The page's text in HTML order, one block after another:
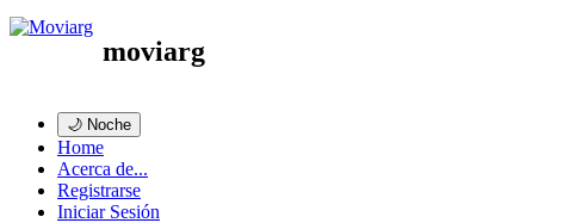
moviarg
🌙 Noche
Home
Acerca de...
Registrarse
Iniciar Sesión